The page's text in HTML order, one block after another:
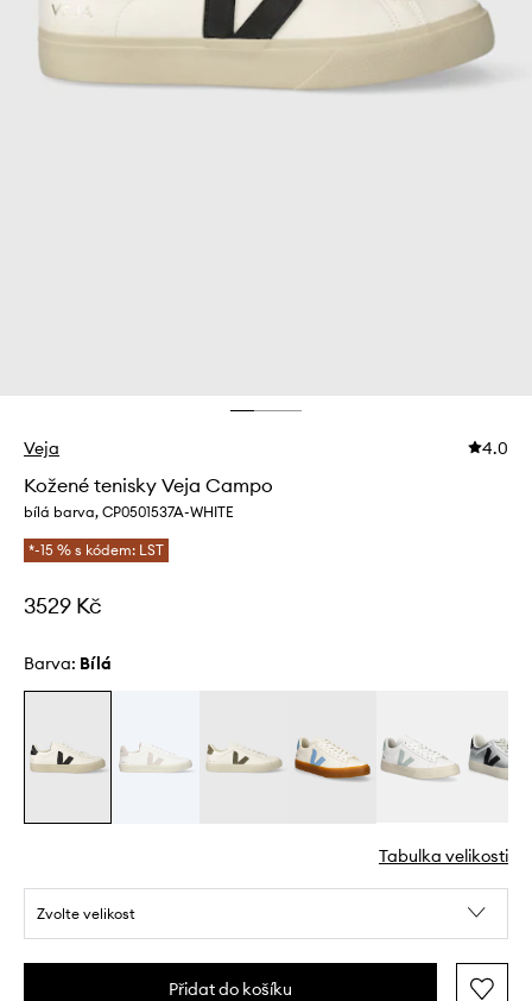
Veja 4.0
Kožené tenisky Veja Campo
bílá barva, CP0501537A-WHITE
*-15 % s kódem: LST
3529 Kč
Barva: bílá
Tabulka velikosti
Zvolte velikost
Přidat do košíku